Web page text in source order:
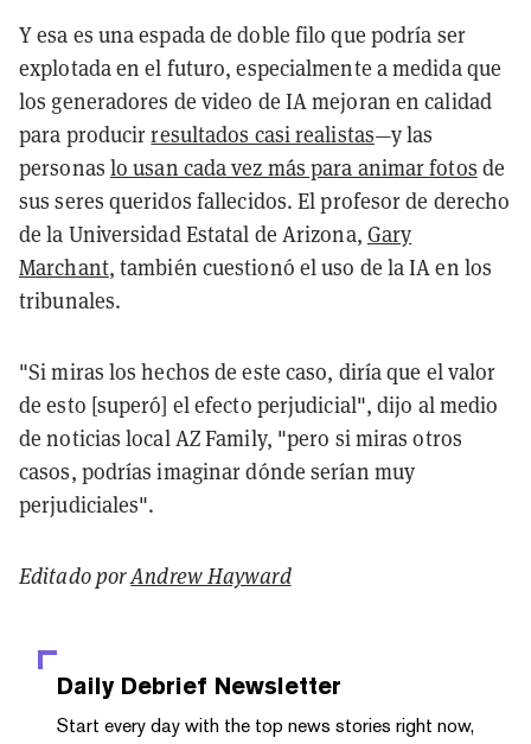
Y esa es una espada de doble filo que podría ser
explotada en el futuro, especialmente a medida que
los generadores de video de IA mejoran en calidad
para producirresultados casi realistas—y las
personas lo usan cada vez más para animar fotos de
sus seres queridos fallecidos. El profesor de derecho
de la Universidad Estatal de Arizona, Gary
Marchant, también cuestionó el uso de la IA en los
tribunales.
"Si miras los hechos de este caso, diría que el valor
de esto [superó] el efecto perjudicial", dijo al medio
de noticias local AZ Family, "pero si miras otros
casos, podrías imaginar dónde serían muy
perjudiciales".
Editado porAndrew Hayward
Daily Debrief Newsletter
Start every day with the top news stories right now,